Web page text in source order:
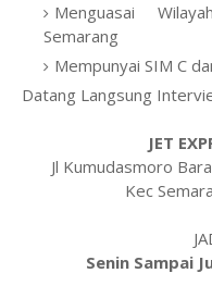
Menguasai
Semarang
Mempunyai SIM C
Datang Langsung
JET
Jl Kumudasmoro
Kec
Senin Sampai